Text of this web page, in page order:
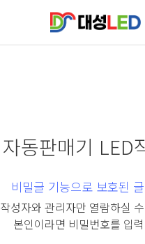
자동판매기 LED
비밀글 기능으로 보호된
작성자와 관리자만 열람하실
본인이라면 비밀번호를 입